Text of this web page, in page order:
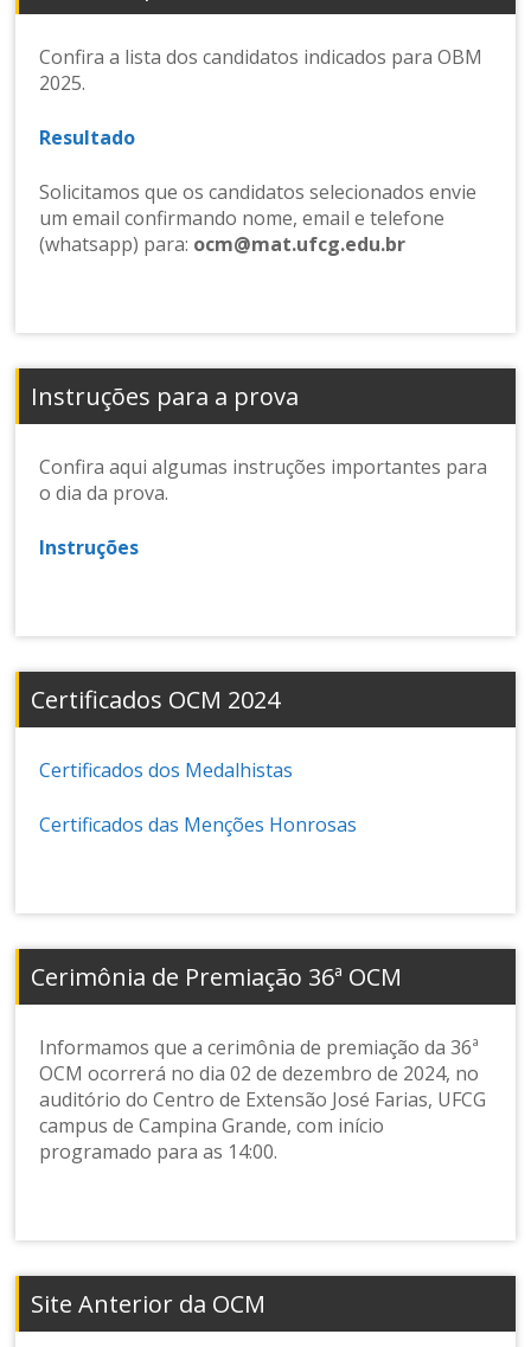
Confira a lista dos candidatos indicados para OBM
2025.
Resultado
Solicitamos que os candidatos selecionados envie
um email confirmando nome, email e telefone
(whatsapp) para: ocm@mat.ufcg.edu.br
Instruções para a prova
Confira aqui algumas instruções importantes para
o dia da prova.
Instruções
Certificados OCM 2024
Certificados dos Medalhistas
Certificados das Menções Honrosas
Cerimônia de Premiação 36ª OCM
Informamos que a cerimônia de premiação da 36ª
OCM ocorrerá no dia 02 de dezembro de 2024, no
auditório do Centro de Extensão José Farias, UFCG
campus de Campina Grande, com início
programado para as 14:00.
Site Anterior da OCM